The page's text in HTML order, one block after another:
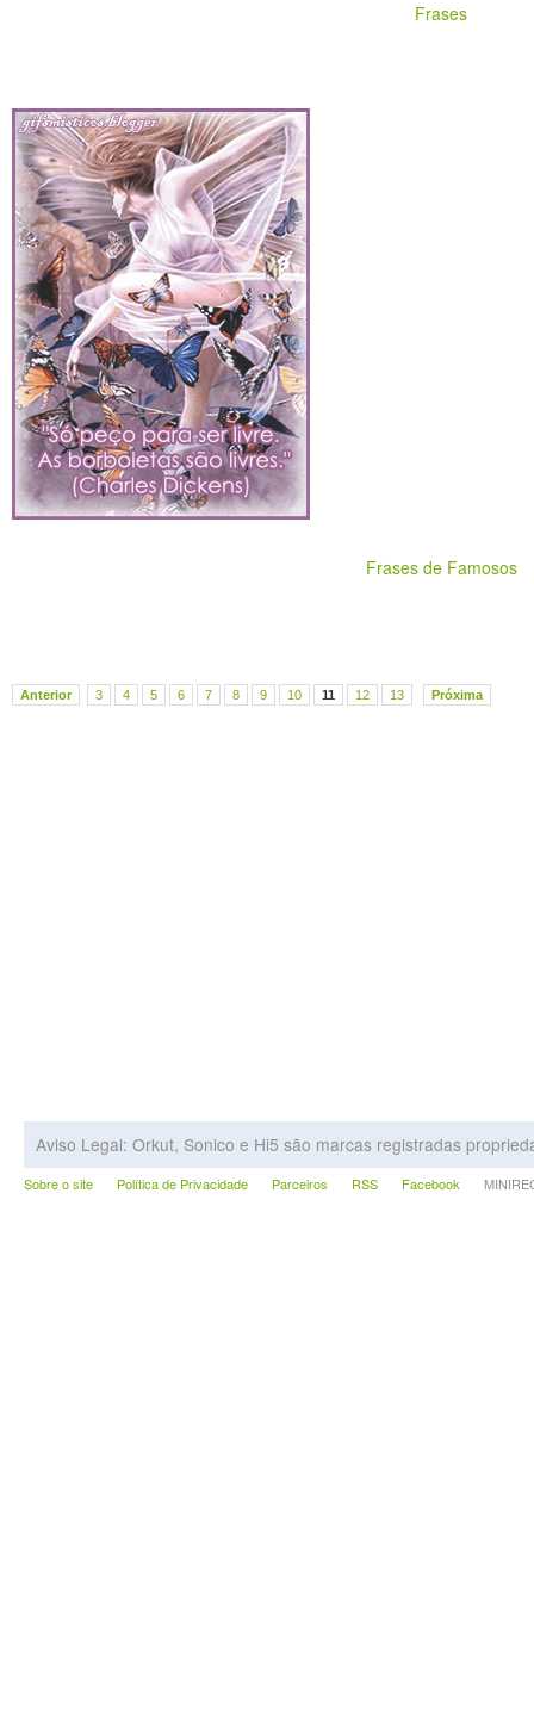
Frases
Frases de Famosos
Anterior 3 4 5 6 7 8 9 10 11 12 13 Próxima
Aviso Legal: Orkut, Sonico e Hi5 são marcas registradas
Sobre o site Política de Privacidade Parceiros RSS Facebook